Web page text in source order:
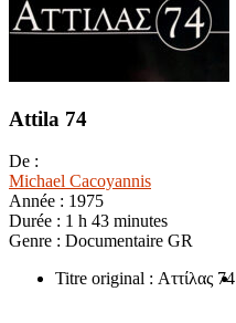
Attila 74
De :
Michael Cacoyannis
Année : 1975
Durée : 1 h 43 minutes
Genre : Documentaire GR
Titre original : Αττίλας 74